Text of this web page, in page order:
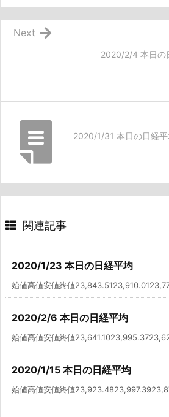
2020/2/4 本日の
Next
2020/1/31 本日の日経平
関連記事
2020/1/23 本日の日経平均
始値高値安値終値
2020/2/6 本日の日経平均
始値高値安値終値
2020/1/15 本日の日経平均
始値高値安値終値